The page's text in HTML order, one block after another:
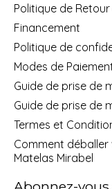
Politique de
Financement
Politique de
Modes de
Guide de prise de
Guide de prise de
Termes et
Comment
Matelas Mirabel